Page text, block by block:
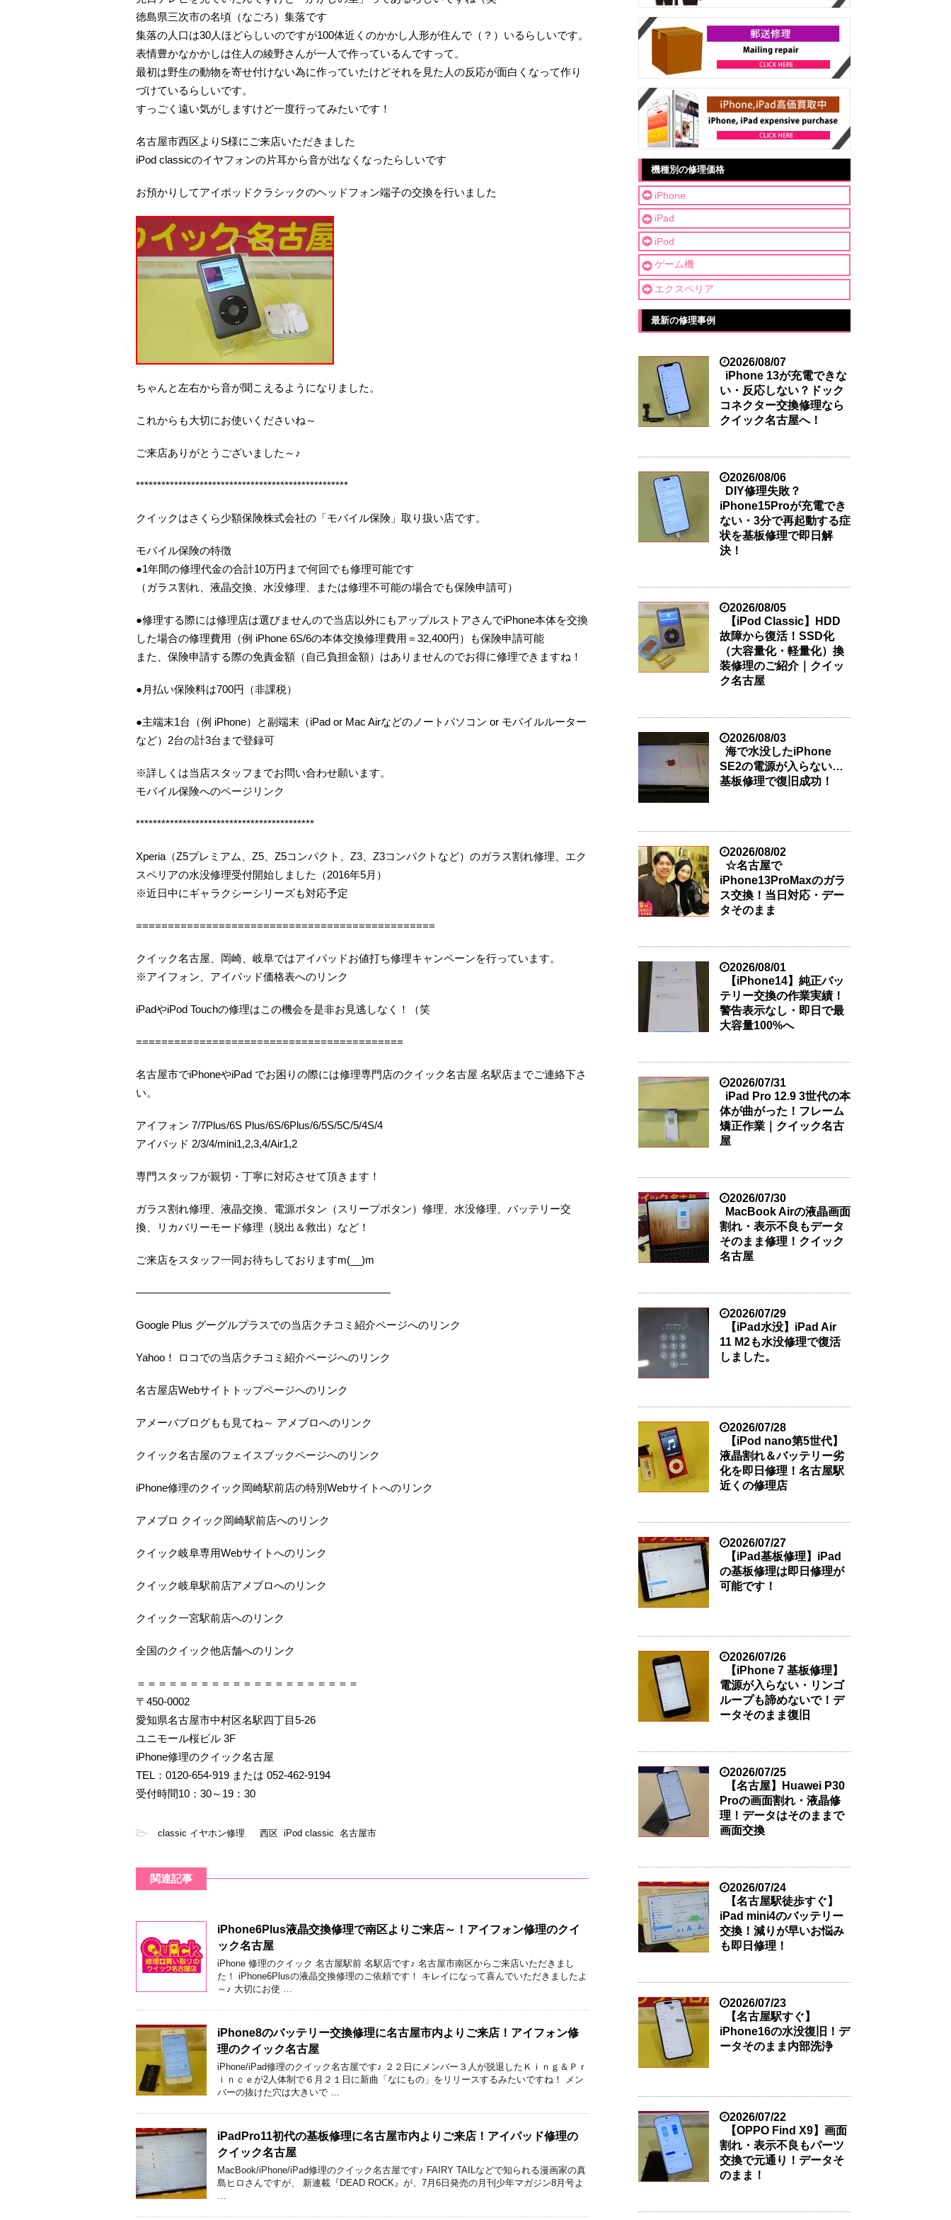
徳島県三次市の名頃（なごろ）集落です
集落の人口は30人ほどらしいのですが100体近くのかかし人形が住んで（？）いるらしいです。
表情豊かなかかしは住人の綾野さんが一人で作っているんですって。
最初は野生の動物を寄せ付けない為に作っていたけどそれを見た人の反応が面白くなって作り
づけているらしいです。
すっごく遠い気がしますけど一度行ってみたいです！
名古屋市西区よりS様にご来店いただきました
iPod classicのイヤフォンの片耳から音が出なくなったらしいです
お預かりしてアイポッドクラシックのヘッドフォン端子の交換を行いました
ちゃんと左右から音が聞こえるようになりました。
これからも大切にお使いくださいね～
ご来店ありがとうございました～♪
**************************************************
クイックはさくら少額保険株式会社の「モバイル保険」取り扱い店です。
モバイル保険の特徴
●1年間の修理代金の合計10万円まで何回でも修理可能です
（ガラス割れ、液晶交換、水没修理、または修理不可能の場合でも保険申請可）
●修理する際には修理店は選びませんので当店以外にもアップルストアさんでiPhone本体を交換
した場合の修理費用（例 iPhone 6S/6の本体交換修理費用＝32,400円）も保険申請可能
また、保険申請する際の免責金額（自己負担金額）はありませんのでお得に修理できますね！
●月払い保険料は700円（非課税）
●主端末1台（例 iPhone）と副端末（iPad or Mac Airなどのノートパソコン or モバイルルーター
など）2台の計3台まで登録可
※詳しくは当店スタッフまでお問い合わせ願います。
モバイル保険へのページリンク
******************************************
Xperia（Z5プレミアム、Z5、Z5コンパクト、Z3、Z3コンパクトなど）のガラス割れ修理、エク
スペリアの水没修理受付開始しました（2016年5月）
※近日中にギャラクシーシリーズも対応予定
===============================================
クイック名古屋、岡崎、岐阜ではアイパッドお値打ち修理キャンペーンを行っています。
※アイフォン、アイパッド価格表へのリンク
iPadやiPod Touchの修理はこの機会を是非お見逃しなく！（笑
==========================================
名古屋市でiPhoneやiPad でお困りの際には修理専門店のクイック名古屋 名駅店までご連絡下さ
い。
アイフォン 7/7Plus/6S Plus/6S/6Plus/6/5S/5C/5/4S/4
アイパッド 2/3/4/mini1,2,3,4/Air1,2
専門スタッフが親切・丁寧に対応させて頂きます！
ガラス割れ修理、液晶交換、電源ボタン（スリープボタン）修理、水没修理、バッテリー交
換、リカバリーモード修理（脱出＆救出）など！
ご来店をスタッフ一同お待ちしておりますm(__)m
————————————————————————
Google Plus グーグルプラスでの当店クチコミ紹介ページへのリンク
Yahoo！ ロコでの当店クチコミ紹介ページへのリンク
名古屋店Webサイトトップページへのリンク
アメーバブログもも見てね～ アメブロへのリンク
クイック名古屋のフェイスブックページへのリンク
iPhone修理のクイック岡崎駅前店の特別Webサイトへのリンク
アメブロ クイック岡崎駅前店へのリンク
クイック岐阜専用Webサイトへのリンク
クイック岐阜駅前店アメブロへのリンク
クイック一宮駅前店へのリンク
全国のクイック他店舗へのリンク
＝＝＝＝＝＝＝＝＝＝＝＝＝＝＝＝＝＝＝＝＝
〒450-0002
愛知県名古屋市中村区名駅四丁目5-26
ユニモール桜ビル 3F
iPhone修理のクイック名古屋
TEL：0120-654-919 または 052-462-9194
受付時間10：30～19：30
- classic イヤホン修理, 西区, iPod classic, 名古屋市
関連記事
iPhone6Plus液晶交換修理で南区よりご来店～！アイフォン修理のクイ
ック名古屋
iPhone 修理のクイック 名古屋駅前 名駅店です♪ 名古屋市南区からご来店いただきまし
た！ iPhone6Plusの液晶交換修理のご依頼です！ キレイになって喜んでいただきましたよ
～♪ 大切にお使 …
iPhone8のバッテリー交換修理に名古屋市内よりご来店！アイフォン修
理のクイック名古屋
iPhone/iPad修理のクイック名古屋です♪ ２２日にメンバー３人が脱退したＫｉｎｇ＆Ｐｒ
ｉｎｃｅが2人体制で６月２１日に新曲「なにもの」をリリースするみたいですね！ メン
バーの抜けた穴は大きいで …
iPadPro11初代の基板修理に名古屋市内よりご来店！アイパッド修理の
クイック名古屋
MacBook/iPhone/iPad修理のクイック名古屋です♪ FAIRY TAILなどで知られる漫画家の真
島ヒロさんですが、 新連載『DEAD ROCK』が、7月6日発売の月刊少年マガジン8月号よ
…
機種別の修理価格
iPhone
iPad
iPod
ゲーム機
エクスペリア
最新の修理事例
2026/08/07
iPhone 13が充電できな
い・反応しない？ドック
コネクター交換修理なら
クイック名古屋へ！
2026/08/06
DIY修理失敗？
iPhone15Proが充電でき
ない・3分で再起動する症
状を基板修理で即日解
決！
2026/08/05
【iPod Classic】HDD
故障から復活！SSD化
（大容量化・軽量化）換
装修理のご紹介｜クイッ
ク名古屋
2026/08/03
海で水没したiPhone
SE2の電源が入らない…
基板修理で復旧成功！
2026/08/02
☆名古屋で
iPhone13ProMaxのガラ
ス交換！当日対応・デー
タそのまま
2026/08/01
【iPhone14】純正バッ
テリー交換の作業実績！
警告表示なし・即日で最
大容量100%へ
2026/07/31
iPad Pro 12.9 3世代の本
体が曲がった！フレーム
矯正作業｜クイック名古
屋
2026/07/30
MacBook Airの液晶画面
割れ・表示不良もデータ
そのまま修理！クイック
名古屋
2026/07/29
【iPad水没】iPad Air
11 M2も水没修理で復活
しました。
2026/07/28
【iPod nano第5世代】
液晶割れ＆バッテリー劣
化を即日修理！名古屋駅
近くの修理店
2026/07/27
【iPad基板修理】iPad
の基板修理は即日修理が
可能です！
2026/07/26
【iPhone 7 基板修理】
電源が入らない・リンゴ
ループも諦めないで！デ
ータそのまま復旧
2026/07/25
【名古屋】Huawei P30
Proの画面割れ・液晶修
理！データはそのままで
画面交換
2026/07/24
【名古屋駅徒歩すぐ】
iPad mini4のバッテリー
交換！減りが早いお悩み
も即日修理！
2026/07/23
【名古屋駅すぐ】
iPhone16の水没復旧！デ
ータそのまま内部洗浄
2026/07/22
【OPPO Find X9】画面
割れ・表示不良もパーツ
交換で元通り！データそ
のまま！